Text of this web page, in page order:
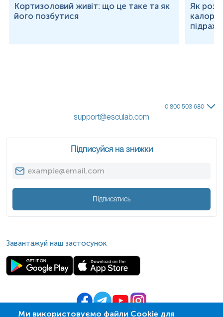
Кортизоловий живіт: що це таке та як
його позбутися
Як
Ми використовуємо файли Cookie для
0 800 503 680
support@esculab.com
Підписуйся на знижки
Підписатись
Завантажуй наш застосунок